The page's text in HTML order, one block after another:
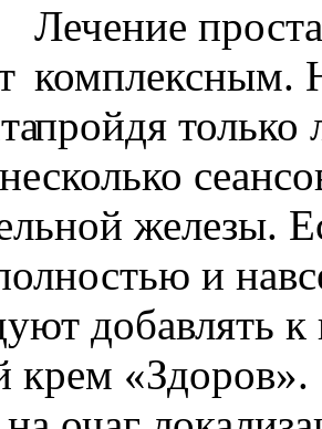
Лечение
комплексным.
пройдя только
железы.
и
добавлять
крем «Здоров».